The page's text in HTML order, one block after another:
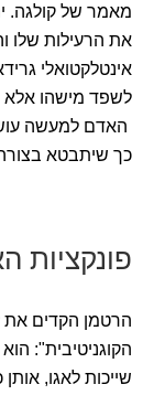
מאמר של קולגה.
את הרעילות שלו
אינטלקטואלי
לשפד מישהו
האדם למעשה
כך שיתבטא
פונקציות
הרטמן הקדים את
הקוגניטיבית":
שייכות לאגו,